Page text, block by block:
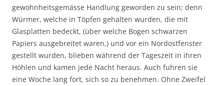
gewohnheitsgemässe Handlung geworden zu sein; denn
Würmer, welche in Töpfen gehalten wurden, die mit
Glasplatten bedeckt, (über welche Bogen schwarzen
Papiers ausgebreitet waren,) und vor ein Nordostfenster
gestellt wurden, blieben während der Tageszeit in ihren
Höhlen und kamen jede Nacht heraus. Auch fuhren sie
eine Woche lang fort, sich so zu benehmen. Ohne Zweifel